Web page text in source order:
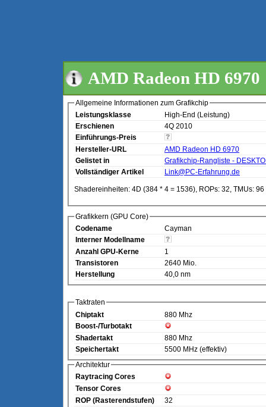
AMD Radeon HD 6970
Allgemeine Informationen zum Grafikchip
Leistungsklasse
High-End (Leistung)
Erschienen
4Q 2010
Einführungs-Preis
Hersteller-URL
AMD Radeon HD 6970
Gelistet in
Grafikchip-Rangliste -
Vollständiger Artikel
Link@PC-Erfahrung.de
Shadereinheiten: 4D (384 * 4 = 1536), ROPs: 32, TMUs: 96
Grafikkern (GPU Core)
Codename
Cayman
Interner Modellname
Anzahl GPU-Kerne
1
Transistoren
2640 Mio.
Herstellung
40,0 nm
Taktraten
Chiptakt
880 Mhz
Boost-/Turbotakt
Shadertakt
880 Mhz
Speichertakt
5500 MHz (effektiv)
Architektur
Raytracing Cores
Tensor Cores
ROP (Rasterendstufen)
32